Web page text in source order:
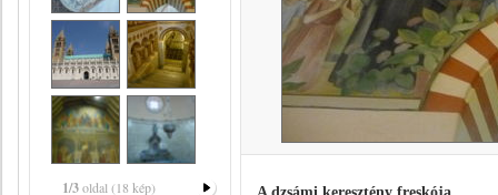
1/3oldal (18 kép)